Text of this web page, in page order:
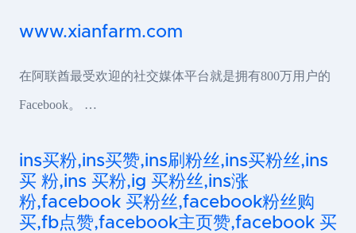
www.xianfarm.com
在阿联酋最受欢迎的社交媒体平台就是拥有800万用户的
Facebook。 …
ins买粉,ins买赞,ins刷粉丝,ins买粉丝,ins
买 粉,ins 买粉,ig 买粉丝,ins涨
粉,facebook 买粉丝,facebook粉丝购
买,fb点赞,facebook主页赞,facebook 买